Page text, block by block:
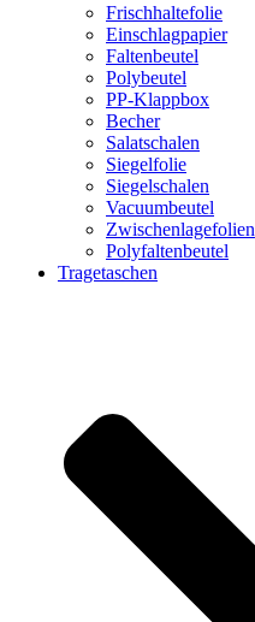
Frischhaltefolie
Einschlagpapier
Faltenbeutel
Polybeutel
PP-Klappbox
Becher
Salatschalen
Siegelfolie
Siegelschalen
Vacuumbeutel
Zwischenlagefolien
Polyfaltenbeutel
Tragetaschen